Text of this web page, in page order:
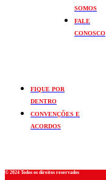
SOMOS
FALE
CONOSCO
FIQUE POR
DENTRO
CONVENÇÕES E
ACORDOS
© 2024 Todos os direitos reservados